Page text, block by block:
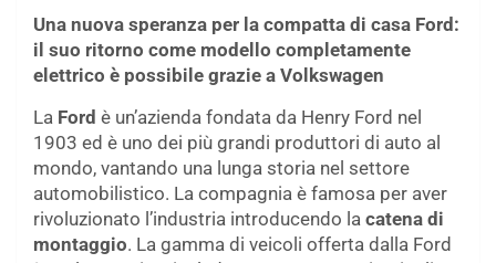
Una nuova speranza per la compatta di casa Ford:
il suo ritorno come modello completamente
elettrico è possibile grazie a Volkswagen
La Ford è un’azienda fondata da Henry Ford nel
1903 ed è uno dei più grandi produttori di auto al
mondo, vantando una lunga storia nel settore
automobilistico. La compagnia è famosa per aver
rivoluzionato l’industria introducendo la catena di
montaggio. La gamma di veicoli offerta dalla Ford